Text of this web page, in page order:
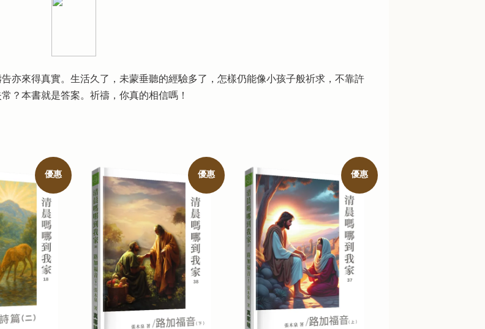
亦來得真實。生活久了，未蒙垂聽的經驗多了，怎樣仍能像小孩子般祈求，不靠許
？本書就是答案。祈禱，你真的相信嗎！
優惠 優惠 優惠